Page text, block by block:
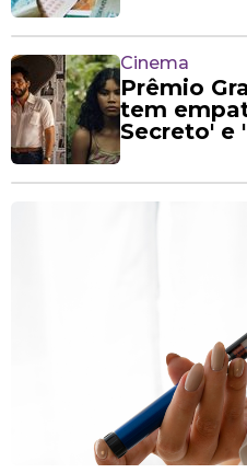
Cinema
Prêmio
tem
Secreto' e